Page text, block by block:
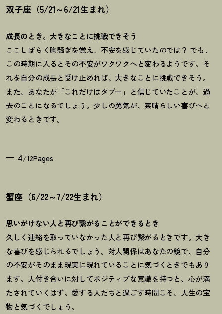
双子座（5/21～6/21生まれ）
成長のとき。大きなことに挑戦できそう
ここしばらく胸騒ぎを覚え、不安を感じていたのでは？ でも、
この時期に入るとその不安がワクワクへと変わるようです。そ
れを自分の成長と受け止めれば、大きなことに挑戦できそう。
また、あなたが「これだけはタブー」と信じていたことが、過
去のことになるでしょう。少しの勇気が、素晴らしい喜びへと
変わるときです。
4/12Pages
蟹座（6/22～7/22生まれ）
思いがけない人と再び繋がることができるとき
久しく連絡を取っていなかった人と再び繋がるときです。大き
な喜びを感じられるでしょう。対人関係はあなたの鏡で、自分
の不安がそのまま現実に現れていることに気づくときでもあり
ます。人付き合いに対してポジティブな意識を持つと、心が満
たされていくはず。愛する人たちと過ごす時間こそ、人生の宝
物と気づくでしょう。